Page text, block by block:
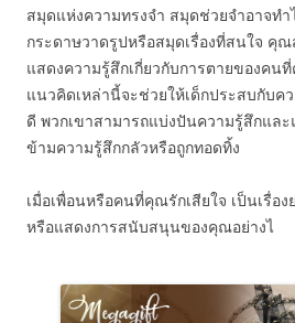
สมุดแห่งความทรงจำ สมุดช่วยจำอาจทำ
กระดาษวาดรูปหรือสมุดเรื่องที่สนใจ คุ
แสดงความรู้สึกเกี่ยวกับการตายของคน
แนวคิดเหล่านี้จะช่วยให้เด็กประสบกับค
ดี พวกเขาสามารถแบ่งปันความรู้สึกแล
ข้ามความรู้สึกกลัวหรือถูกทอดทิ้ง
เมื่อเพื่อนหรือคนที่คุณรักเสียใจ เป็นเรื่อ
หรือแสดงการสนับสนุนของคุณอย่างไ